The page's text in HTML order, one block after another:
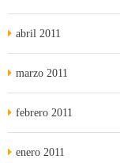
abril 2011
marzo 2011
febrero 2011
enero 2011